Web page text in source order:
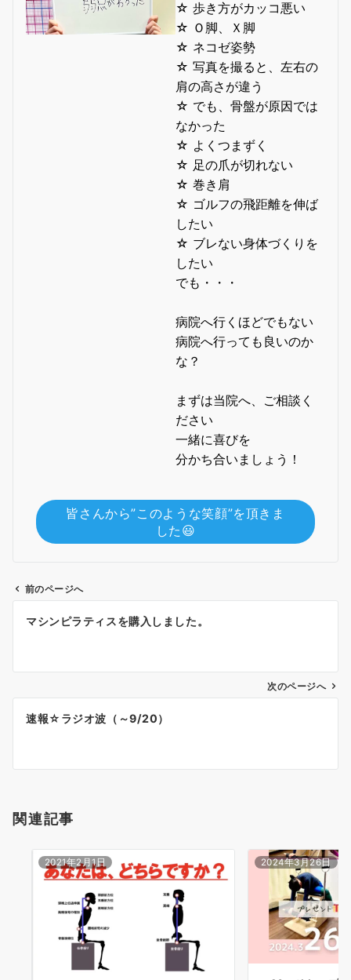
☆ 歩き方がカッコ悪い
☆ Ｏ脚、Ｘ脚
☆ ネコゼ姿勢
☆ 写真を撮ると、左右の
肩の高さが違う
☆ でも、骨盤が原因では
なかった
☆ よくつまずく
☆ 足の爪が切れない
☆ 巻き肩
☆ ゴルフの飛距離を伸ば
したい
☆ ブレない身体づくりを
したい
でも・・・
病院へ行くほどでもない
病院へ行っても良いのか
な？
まずは当院へ、ご相談く
ださい
一緒に喜びを
分かち合いましょう！
皆さんから”このような笑顔”を頂きま
した😃
ン
前のページへ
マシンピラティスを購入しました。
次のページへ
速報☆ラジオ波（～9/20）
関連記事
2021年2月1日 2024年3月26日